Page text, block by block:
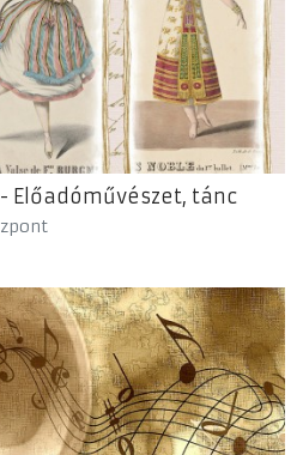
Előadóművészet, tánc